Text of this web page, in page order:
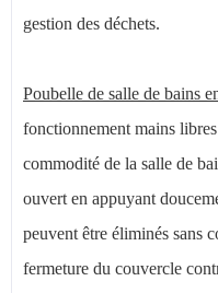
gestion des déchets.
Poubelle de salle de bains
fonctionnement mains
commodité de la salle de
ouvert en appuyant
peuvent être éliminés sans
fermeture du couvercle